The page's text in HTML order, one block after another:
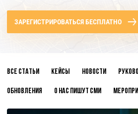
ЗАРЕГИСТРИРОВАТЬСЯ БЕСПЛАТНО
Все статьи Кейсы Новости
Обновления О нас пишут СМИ